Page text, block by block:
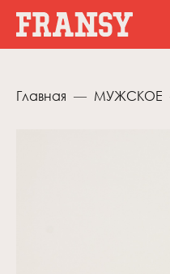
Главная МУЖСКОЕ